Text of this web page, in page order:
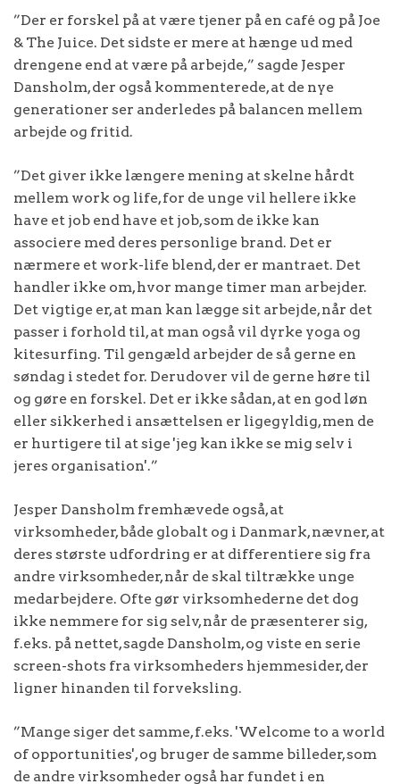
”Der er forskel på at være tjener på en café og på Joe
& The Juice. Det sidste er mere at hænge ud med
drengene end at være på arbejde,” sagde Jesper
Dansholm, der også kommenterede, at de nye
generationer ser anderledes på balancen mellem
arbejde og fritid.
”Det giver ikke længere mening at skelne hårdt
mellem work og life, for de unge vil hellere ikke
have et job end have et job, som de ikke kan
associere med deres personlige brand. Det er
nærmere et work-life blend, der er mantraet. Det
handler ikke om, hvor mange timer man arbejder.
Det vigtige er, at man kan lægge sit arbejde, når det
passer i forhold til, at man også vil dyrke yoga og
kitesurfing. Til gengæld arbejder de så gerne en
søndag i stedet for. Derudover vil de gerne høre til
og gøre en forskel. Det er ikke sådan, at en god løn
eller sikkerhed i ansættelsen er ligegyldig, men de
er hurtigere til at sige 'jeg kan ikke se mig selv i
jeres organisation'.”
Jesper Dansholm fremhævede også, at
virksomheder, både globalt og i Danmark, nævner, at
deres største udfordring er at differentiere sig fra
andre virksomheder, når de skal tiltrække unge
medarbejdere. Ofte gør virksomhederne det dog
ikke nemmere for sig selv, når de præsenterer sig,
f.eks. på nettet, sagde Dansholm, og viste en serie
screen-shots fra virksomheders hjemmesider, der
ligner hinanden til forveksling.
”Mange siger det samme, f.eks. 'Welcome to a world
of opportunities', og bruger de samme billeder, som
de andre virksomheder også har fundet i en